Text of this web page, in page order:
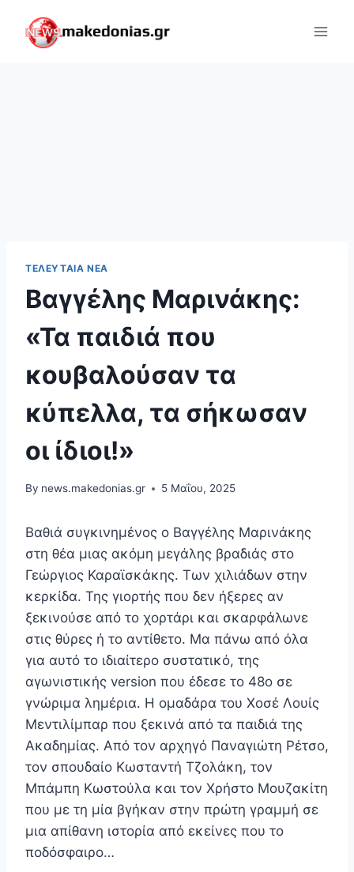
content
ΤΕΛΕΥΤΑΊΑ ΝΈΑ
Βαγγέλης Μαρινάκης:
«Τα παιδιά που
κουβαλούσαν τα
κύπελλα, τα σήκωσαν
οι ίδιοι!»
By news.makedonias.gr 5 Μαΐου, 2025
Βαθιά συγκινημένος ο Βαγγέλης Μαρινάκης
στη θέα μιας ακόμη μεγάλης βραδιάς στο
Γεώργιος Καραϊσκάκης. Των χιλιάδων στην
κερκίδα. Της γιορτής που δεν ήξερες αν
ξεκινούσε από το χορτάρι και σκαρφάλωνε
στις θύρες ή το αντίθετο. Μα πάνω από όλα
για αυτό το ιδιαίτερο συστατικό, της
αγωνιστικής version που έδεσε το 48ο σε
γνώριμα λημέρια. Η ομαδάρα του Χοσέ Λουίς
Μεντιλίμπαρ που ξεκινά από τα παιδιά της
Ακαδημίας. Από τον αρχηγό Παναγιώτη Ρέτσο,
τον σπουδαίο Κωσταντή Τζολάκη, τον
Μπάμπη Κωστούλα και τον Χρήστο Μουζακίτη
που με τη μία βγήκαν στην πρώτη γραμμή σε
μια απίθανη ιστορία από εκείνες που το
ποδόσφαιρο…